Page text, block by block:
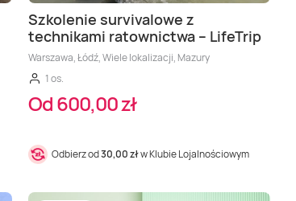
Szkolenie survivalowe z
technikami ratownictwa – LifeTrip
Warszawa, Łódź, Wiele lokalizacji, Mazury
1 os.
Od 600,00 zł
Odbierz od30,00 złw Klubie Lojalnościowym